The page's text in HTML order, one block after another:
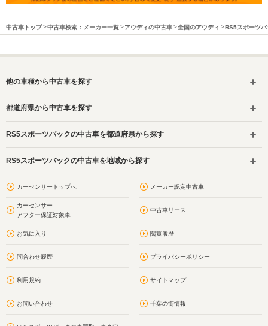
中古車トップ 中古車検索：メーカー一覧 アウディの中古車 全国のアウディ RS5スポーツ
他の車種から中古車を探す
都道府県から中古車を探す
RS5スポーツバックの中古車を都道府県から探す
RS5スポーツバックの中古車を地域から探す
カーセンサートップへ メーカー認定中古車
カーセンサー
アフター保証対象車
中古車リース
お気に入り 閲覧履歴
問合わせ履歴 プライバシーポリシー
利用規約 サイトマップ
お問い合わせ 千葉の街情報